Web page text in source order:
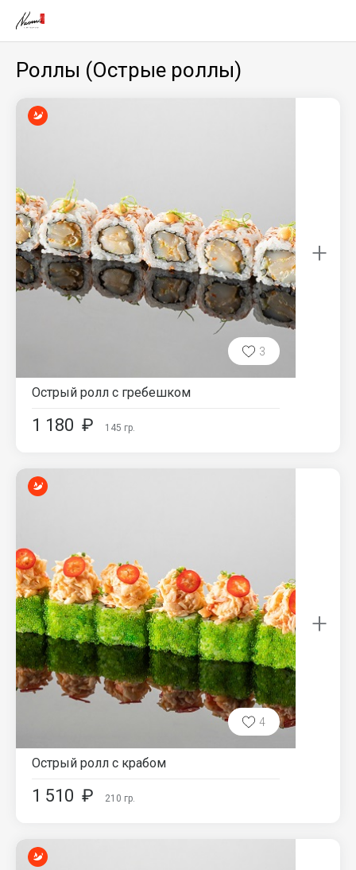
Роллы (Острые роллы)
3
Острый ролл с гребешком
1 180 ₽ 145 гр.
+
4
Острый ролл с крабом
1 510 ₽ 210 гр.
+